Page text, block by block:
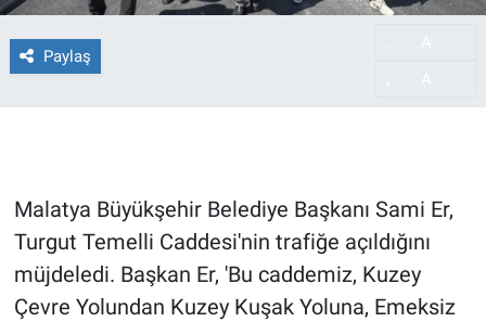
Paylaş
Malatya Büyükşehir Belediye Başkanı Sami Er,
Turgut Temelli Caddesi'nin trafiğe açıldığını
müjdeledi. Başkan Er, 'Bu caddemiz, Kuzey
Çevre Yolundan Kuzey Kuşak Yoluna, Emeksiz